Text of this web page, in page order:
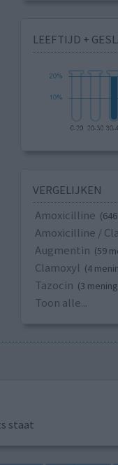
LEEFTIJD +
VERGELIJKEN
Amoxicilline
Amoxicilline /
Augmentin (59
Clamoxyl (4
Tazocin (3
Toon alle...
staat